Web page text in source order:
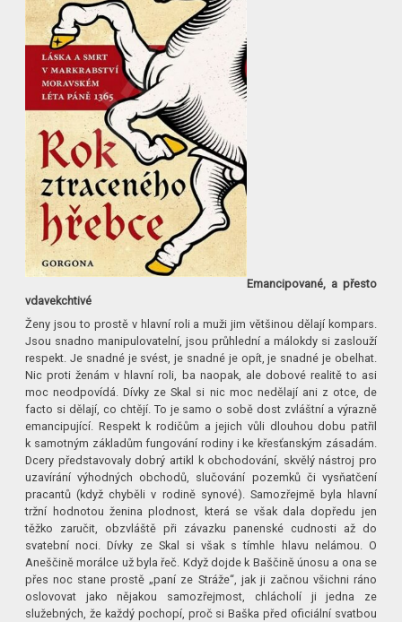
Emancipované, a přesto
vdavekchtivé
Ženy jsou to prostě v hlavní roli a muži jim většinou dělají kompars.
Jsou snadno manipulovatelní, jsou průhlední a málokdy si zaslouží
respekt. Je snadné je svést, je snadné je opít, je snadné je obelhat.
Nic proti ženám v hlavní roli, ba naopak, ale dobové realitě to asi
moc neodpovídá. Dívky ze Skal si nic moc nedělají ani z otce, de
facto si dělají, co chtějí. To je samo o sobě dost zvláštní a výrazně
emancipující. Respekt k rodičům a jejich vůli dlouhou dobu patřil
k samotným základům fungování rodiny i ke křesťanským zásadám.
Dcery představovaly dobrý artikl k obchodování, skvělý nástroj pro
uzavírání výhodných obchodů, slučování pozemků či vysňatčení
pracantů (když chyběli v rodině synové). Samozřejmě byla hlavní
tržní hodnotou ženina plodnost, která se však dala dopředu jen
těžko zaručit, obzvláště při závazku panenské cudnosti až do
svatební noci. Dívky ze Skal si však s tímhle hlavu nelámou. O
Aneščině morálce už byla řeč. Když dojde k Baščině únosu a ona se
přes noc stane prostě „paní ze Stráže“, jak ji začnou všichni ráno
oslovovat jako nějakou samozřejmost, chlácholí ji jedna ze
služebných, že každý pochopí, proč si Baška před oficiální svatbou